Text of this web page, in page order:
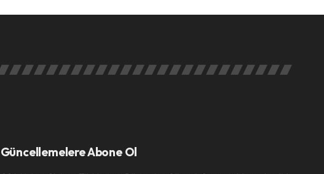
Güncellemelere Abone Ol